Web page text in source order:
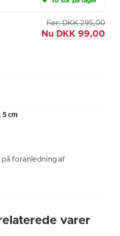
Før: DKK 295,00
Nu DKK 99,00
5 cm
foranledning af
varer